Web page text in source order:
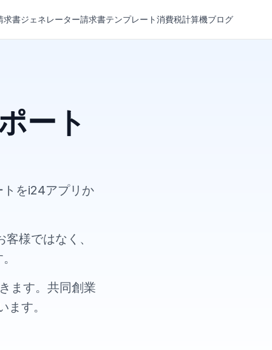
求書ジェネレーター請求書テンプレート消費税計算機ブログ
ート
トをi24アプリか
様ではなく、
ます。共同創業
す。